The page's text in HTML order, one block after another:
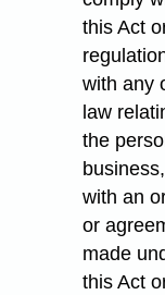
this Act
with any
law
the
with an
or
made
this Act